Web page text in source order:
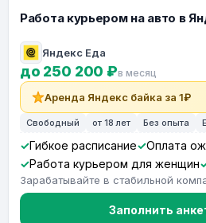
Работа курьером на авто в
Яндекс Еда
до 250 200 ₽в месяц
Аренда Яндекс байка за 1₽
Свободный от 18 лет Без опыта
Гибкое расписание
Оплата
Работа курьером для женщин
Зарабатывайте в стабильной
Заполнить